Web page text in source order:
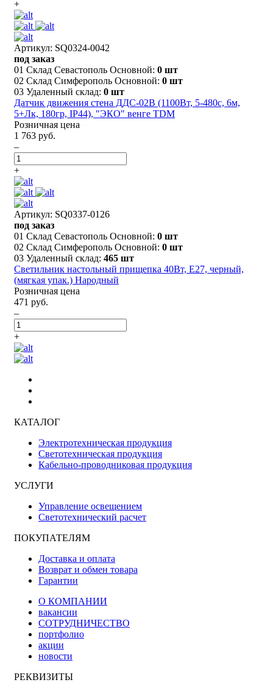
+
Артикул: SQ0324-0042
под заказ
01 Склад Севастополь Основной: 0 шт
02 Склад Симферополь Основной: 0 шт
03 Удаленный склад: 0 шт
Датчик движения стена ДДС-02В (1100Вт, 5-480с, 6м,
5+Лк, 180гр, IP44), "ЭКО" венге TDM
Розничная цена
1 763 руб.
–
+
Артикул: SQ0337-0126
под заказ
01 Склад Севастополь Основной: 0 шт
02 Склад Симферополь Основной: 0 шт
03 Удаленный склад: 465 шт
Светильник настольный прищепка 40Вт, E27, черный,
(мягкая упак.) Народный
Розничная цена
471 руб.
–
+
КАТАЛОГ
Электротехническая продукция
Светотехническая продукция
Кабельно-проводниковая продукция
УСЛУГИ
Управление освещением
Светотехнический расчет
ПОКУПАТЕЛЯМ
Доставка и оплата
Возврат и обмен товара
Гарантии
О КОМПАНИИ
вакансии
СОТРУДНИЧЕСТВО
портфолио
акции
новости
РЕКВИЗИТЫ